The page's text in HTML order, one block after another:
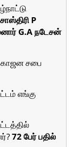
P
G.A நடேசன்
சபை
எங்கு
72 பேர் பதில்